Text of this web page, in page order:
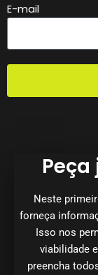
E-mail
Neste
forneça
Isso nos
viabilidade
preencha